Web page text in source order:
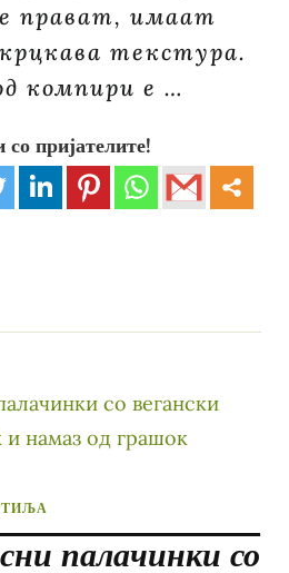
прават, имаат
текстура.
компири е …
со пријателите!
палачинки со